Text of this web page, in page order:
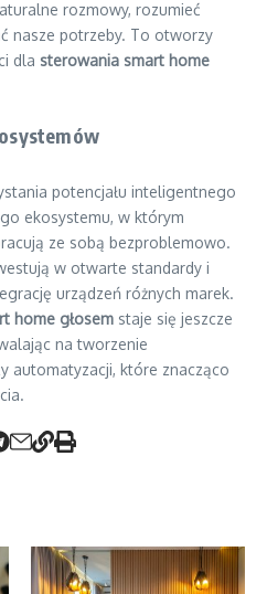
rozmowy, rozumieć
nasze potrzeby. To otworzy
dla sterowania smart home
potencjału inteligentnego
ekosystemu, w którym
ze sobą bezproblemowo.
w otwarte standardy i
urządzeń różnych marek.
home głosem staje się jeszcze
na tworzenie
automatyzacji, które znacząco